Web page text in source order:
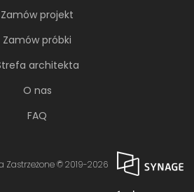
Zamów projekt
Zamów próbki
architekta
O nas
FAQ
Zastrzeżone © 2019-2026